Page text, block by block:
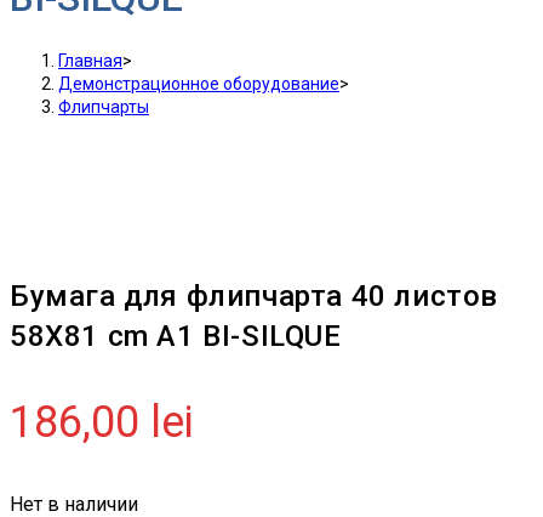
Главная>
Демонстрационное оборудование>
Флипчарты
Бумага для флипчарта 40 листов
58X81 cm A1 BI-SILQUE
186,00 lei
Нет в наличии